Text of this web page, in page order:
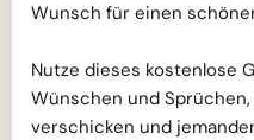
Wunsch für einen
Nutze dieses kostenlose
Wünschen und
verschicken und